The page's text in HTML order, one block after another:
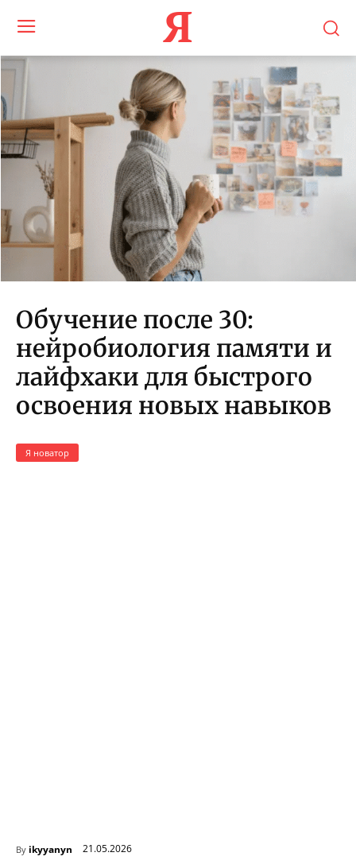
Я
Обучение после 30:
нейробиология памяти и
лайфхаки для быстрого
освоения новых навыков
Я новатор
By ikyyanyn 21.05.2026